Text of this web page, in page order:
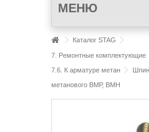
МЕНЮ
Каталог STAG
7. Ремонтные комплектующие
7.6. К арматуре метан
метанового ВМР, ВМН